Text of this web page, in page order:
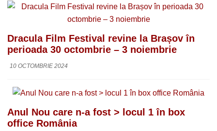
Dracula Film Festival revine la Brașov în
perioada 30 octombrie – 3 noiembrie
10 OCTOMBRIE 2024
Anul Nou care n-a fost > locul 1 în box
office România